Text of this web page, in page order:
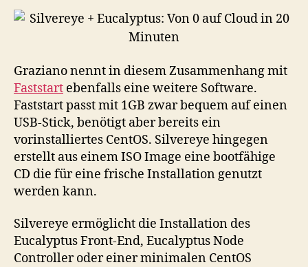
Graziano nennt in diesem Zusammenhang mit
Faststart ebenfalls eine weitere Software.
Faststart passt mit 1GB zwar bequem auf einen
USB-Stick, benötigt aber bereits ein
vorinstalliertes CentOS. Silvereye hingegen
erstellt aus einem ISO Image eine bootfähige
CD die für eine frische Installation genutzt
werden kann.
Silvereye ermöglicht die Installation des
Eucalyptus Front-End, Eucalyptus Node
Controller oder einer minimalen CentOS